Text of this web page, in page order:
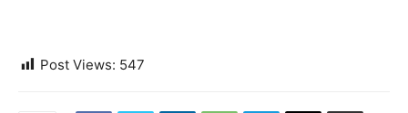
Post Views: 547